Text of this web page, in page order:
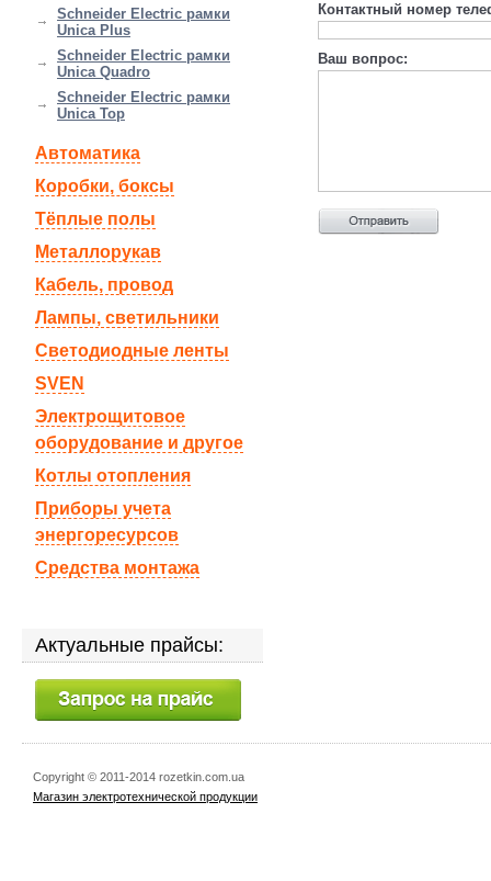
Контактный номер
Ваш вопрос:
Schneider Electric рамки
Unica Plus
Schneider Electric рамки
Unica Quadro
Schneider Electric рамки
Unica Top
Автоматика
Коробки, боксы
Тёплые полы
Металлорукав
Кабель, провод
Лампы, светильники
Светодиодные ленты
SVEN
Электрощитовое
оборудование и другое
Котлы отопления
Приборы учета
энергоресурсов
Средства монтажа
Актуальные прайсы:
Copyright © 2011-2014 rozetkin.com.ua
Магазин электротехнической продукции